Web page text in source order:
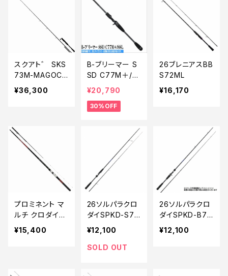
スクアト゛ SKS
73M-MAGOCH
I
¥36,300
B-ブリーマー S
SD C77M＋/S
SL【特価竿】【3
¥20,790
30%OFF
26ブレニアスBB
S72ML
¥16,170
プロミネント マ
ルチ クロダイU
G
¥15,400
26ソルパラクロ
ダイSPKD-S76
2ML/S
¥12,100
SOLD OUT
26ソルパラクロ
ダイSPKD-B76
2ML/S
¥12,100